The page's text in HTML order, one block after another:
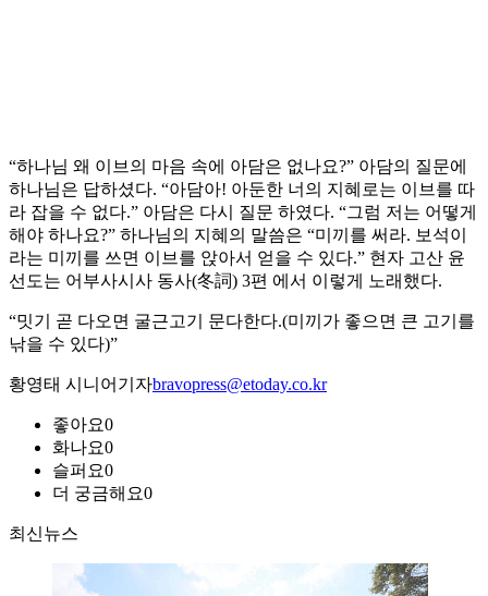
“하나님 왜 이브의 마음 속에 아담은 없나요?” 아담의 질문에
하나님은 답하셨다. “아담아! 아둔한 너의 지혜로는 이브를 따
라 잡을 수 없다.” 아담은 다시 질문 하였다. “그럼 저는 어떻게
해야 하나요?” 하나님의 지혜의 말씀은 “미끼를 써라. 보석이
라는 미끼를 쓰면 이브를 앉아서 얻을 수 있다.” 현자 고산 윤
선도는 어부사시사 동사(冬詞) 3편 에서 이렇게 노래했다.
“밋기 곧 다오면 굴근고기 문다한다.(미끼가 좋으면 큰 고기를
낚을 수 있다)”
황영태 시니어기자bravopress@etoday.co.kr
좋아요0
화나요0
슬퍼요0
더 궁금해요0
최신뉴스